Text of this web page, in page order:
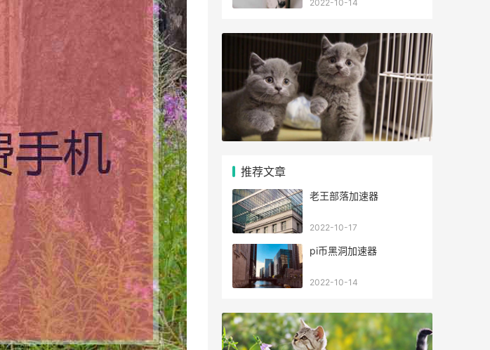
2022-10-14
推荐文章
老王部落加速器
2022-10-17
pi币黑洞加速器
2022-10-14